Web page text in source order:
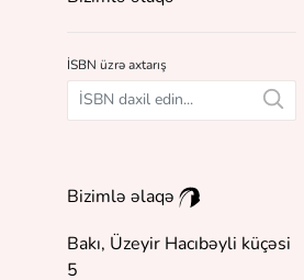
İSBN üzrə axtarış
Bizimlə əlaqə
Bakı, Üzeyir Hacıbəyli küçəsi
5